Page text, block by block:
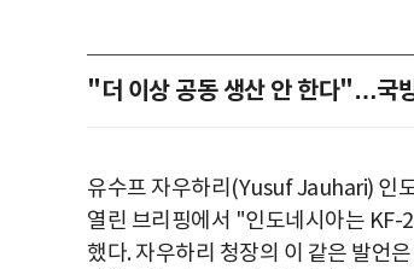
"더 이상 공동 생산 안 한다"…국
유수프 자우하리(Yusuf Jauhari) 인
열린 브리핑에서 "인도네시아는 KF-
했다. 자우하리 청장의 이 같은 발언